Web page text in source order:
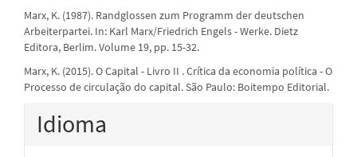
Marx, K. (1987). Randglossen zum Programm der deutschen
Arbeiterpartei. In: Karl Marx/Friedrich Engels - Werke. Dietz
Editora, Berlim. Volume 19, pp. 15-32.
Marx, K. (2015). O Capital - Livro II . Crítica da economia política - O
Processo de circulação do capital. São Paulo: Boitempo Editorial.
Idioma